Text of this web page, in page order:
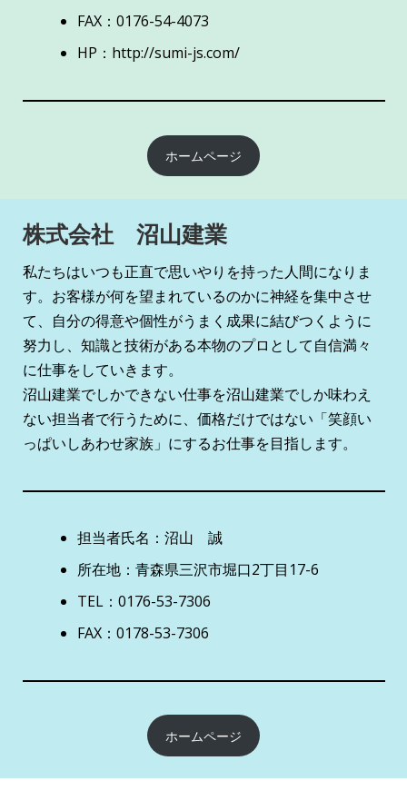
FAX：0176-54-4073
HP： http://sumi-js.com/
ホームページ
株式会社 沼山建業
私たちはいつも正直で思いやりを持った人間になりま
す。お客様が何を望まれているのかに神経を集中させ
て、自分の得意や個性がうまく成果に結びつくように
努力し、知識と技術がある本物のプロとして自信満々
に仕事をしていきます。
沼山建業でしかできない仕事を沼山建業でしか味わえ
ない担当者で行うために、価格だけではない「笑顔い
っぱいしあわせ家族」にするお仕事を目指します。
担当者氏名：沼山 誠
所在地：青森県三沢市堀口2丁目17-6
TEL：0176-53-7306
FAX：0178-53-7306
ホームページ